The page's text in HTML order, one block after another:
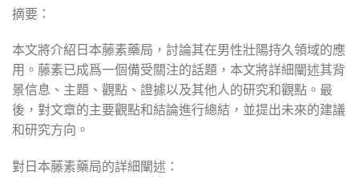
摘要：
本文將介紹日本藤素藥局，討論其在男性壯陽持久領域的應
用。藤素已成爲一個備受關注的話題，本文將詳細闡述其背
景信息、主題、觀點、證據以及其他人的研究和觀點。最
後，對文章的主要觀點和結論進行總結，並提出未來的建議
和研究方向。
對日本藤素藥局的詳細闡述：